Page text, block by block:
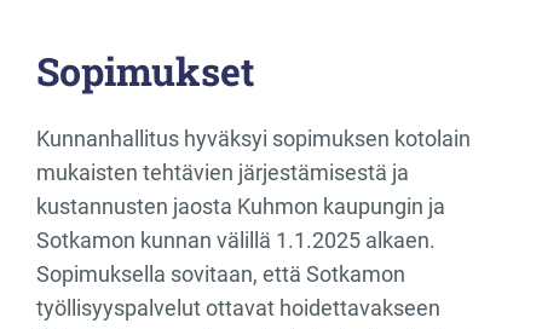
Sopimukset
Kunnanhallitus hyväksyi sopimuksen kotolain
mukaisten tehtävien järjestämisestä ja
kustannusten jaosta Kuhmon kaupungin ja
Sotkamon kunnan välillä 1.1.2025 alkaen.
Sopimuksella sovitaan, että Sotkamon
työllisyyspalvelut ottavat hoidettavakseen